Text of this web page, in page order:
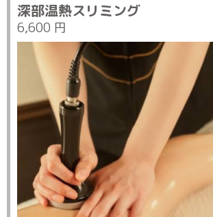
深部温熱スリミング
6,600 円